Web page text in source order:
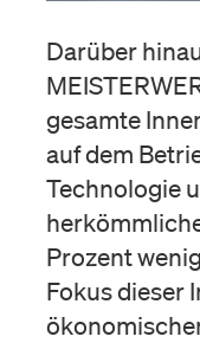
Darüber
gesamte
auf dem
Technologie
Prozent
Fokus dieser